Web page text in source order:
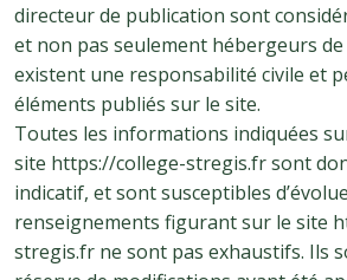
directeur de publication sont
et non pas seulement hébergeurs de
existent une responsabilité civile et
éléments publiés sur le site.
Toutes les informations indiquées
site https://college-stregis.fr sont
indicatif, et sont susceptibles
renseignements figurant sur le site
stregis.fr ne sont pas exhaustifs. Ils